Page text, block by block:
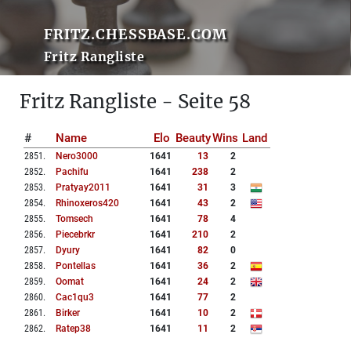
FRITZ.CHESSBASE.COM
Fritz Rangliste
Fritz Rangliste - Seite 58
# Name Elo BeautyWins Land
2851 . Nero3000 1641 13
2
2852. Pachifu 1641 238
2
2853. Pratyay2011 1641 31
3
2854. Rhinoxeros420 1641 43
2
2855. Tomsech 1641 78
4
2856. Piecebrkr 1641 210
2
2857. Dyury 1641 82
0
2858. Pontellas 1641 36
2
2859. Oomat 1641 24
2
2860. Cac1qu3 1641 77
2
2861 . Birker 1641 10
2
2862. Ratep38 1641 11
2